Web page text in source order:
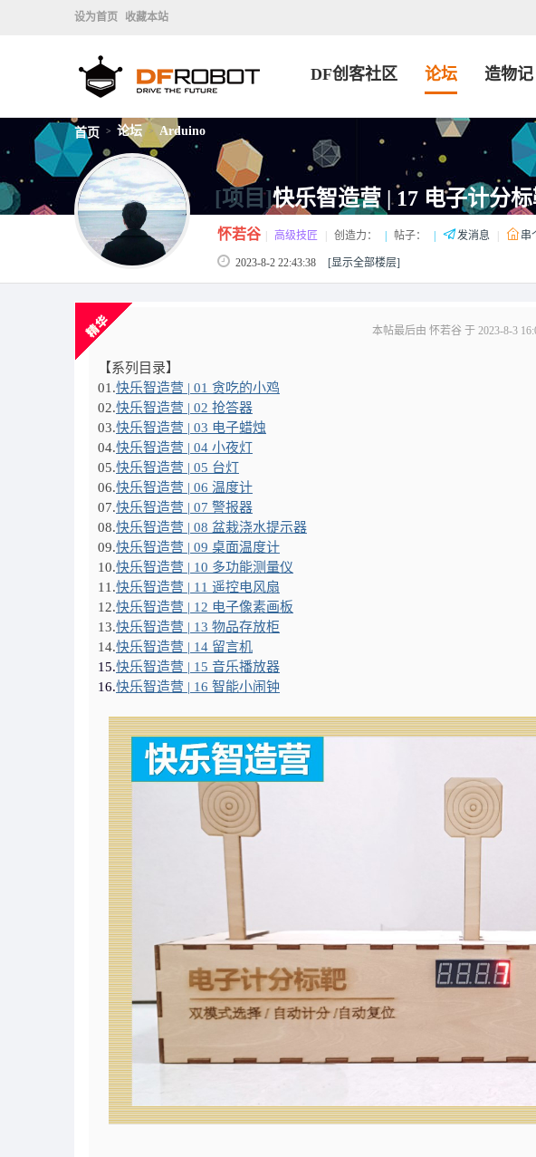
设为首页 收藏本站
DF创客社区 论坛 造物记
首页 > 论坛 > Arduino
[项目]快乐智造营 | 17 电子计分
怀若谷 高级技匠 创造力： 帖子： 发消息 串
2023-8-2 22:43:38 [显示全部楼层]
本帖最后由 怀若谷 于 2023-8-3
【系列目录】
01.快乐智造营 | 01 贪吃的小鸡
02.快乐智造营 | 02 抢答器
03.快乐智造营 | 03 电子蜡烛
04.快乐智造营 | 04 小夜灯
05.快乐智造营 | 05 台灯
06.快乐智造营 | 06 温度计
07.快乐智造营 | 07 警报器
08.快乐智造营 | 08 盆栽浇水提示器
09.快乐智造营 | 09 桌面温度计
10.快乐智造营 | 10 多功能测量仪
11.快乐智造营 | 11 遥控电风扇
12.快乐智造营 | 12 电子像素画板
13.快乐智造营 | 13 物品存放柜
14.快乐智造营 | 14 留言机
15.快乐智造营 | 15 音乐播放器
16.快乐智造营 | 16 智能小闹钟